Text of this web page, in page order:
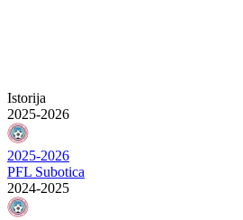
Istorija
2025-2026
2025-2026
PFL Subotica
2024-2025